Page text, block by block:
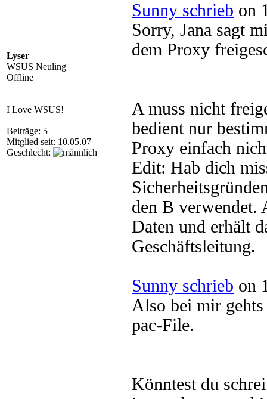
Lyser
WSUS Neuling
Offline
I Love WSUS!
Beiträge: 5
Mitglied seit: 10.05.07
Geschlecht:
Sunny schrieb on
Sorry, Jana sagt
dem Proxy
A muss nicht
bedient nur
Proxy einfach
Edit: Hab dich
den B verwendet.
Daten und erhält
Geschäftsleitung.
Sunny schrieb on
Also bei mir
pac-File.
Könntest du